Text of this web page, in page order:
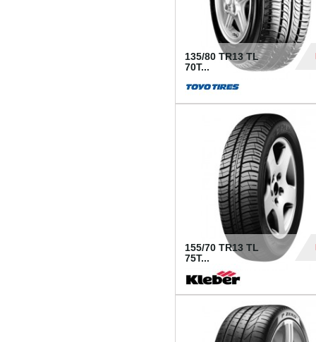
135/80 TR13 TL
70T...
155/70 TR13 TL
75T...